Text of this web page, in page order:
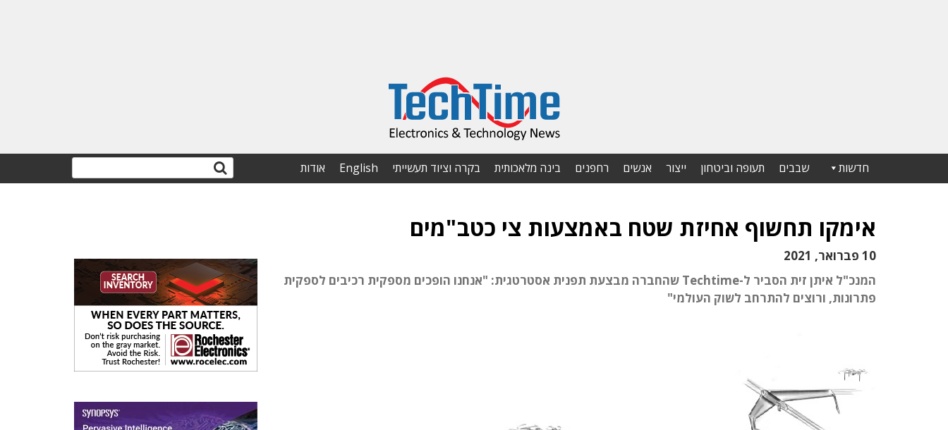
חדשות שבבים תעופה וביטחון ייצור אנשים רחפנים בינה מלאכותית בקרה וציוד תעשייתי English אודות
אימקו תחשוף אחיזת שטח באמצעות צי כטב"מים
10 פברואר, 2021
המנכ"ל איתן זית הסביר ל-Techtime שהחברה מבצעת תפנית אסטרטגית: "אנחנו הופכים מספקית רכיבים לספקית
פתרונות, ורוצים להתרחב לשוק העולמי"